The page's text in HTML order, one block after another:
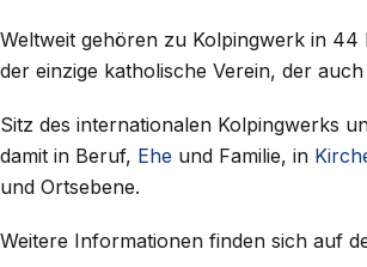
Weltweit gehören zu Kolpingwerk in
der einzige katholische Verein, der
Sitz des internationalen Kolpingwerks
damit in Beruf, Ehe und Familie, in
und Ortsebene.
Weitere Informationen finden sich auf